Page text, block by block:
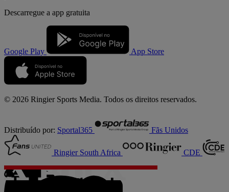
Descarregue a app gratuita
Google Play App Store
© 2026 Ringier Sports Media. Todos os direitos reservados.
Distribuído por: Sportal365 Fãs Unidos
Ringier South Africa CDE